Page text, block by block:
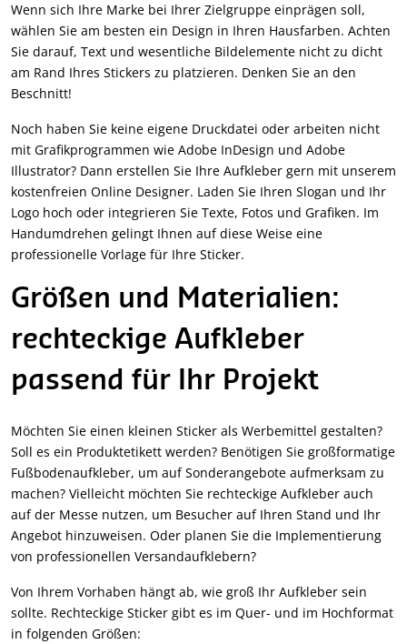
Wenn sich Ihre Marke bei Ihrer Zielgruppe einprägen soll,
wählen Sie am besten ein Design in Ihren Hausfarben. Achten
Sie darauf, Text und wesentliche Bildelemente nicht zu dicht
am Rand Ihres Stickers zu platzieren. Denken Sie an den
Beschnitt!
Noch haben Sie keine eigene Druckdatei oder arbeiten nicht
mit Grafikprogrammen wie Adobe InDesign und Adobe
Illustrator? Dann erstellen Sie Ihre Aufkleber gern mit unserem
kostenfreien Online Designer. Laden Sie Ihren Slogan und Ihr
Logo hoch oder integrieren Sie Texte, Fotos und Grafiken. Im
Handumdrehen gelingt Ihnen auf diese Weise eine
professionelle Vorlage für Ihre Sticker.
Größen und Materialien:
rechteckige Aufkleber
passend für Ihr Projekt
Möchten Sie einen kleinen Sticker als Werbemittel gestalten?
Soll es ein Produktetikett werden? Benötigen Sie großformatige
Fußbodenaufkleber, um auf Sonderangebote aufmerksam zu
machen? Vielleicht möchten Sie rechteckige Aufkleber auch
auf der Messe nutzen, um Besucher auf Ihren Stand und Ihr
Angebot hinzuweisen. Oder planen Sie die Implementierung
von professionellen Versandaufklebern?
Von Ihrem Vorhaben hängt ab, wie groß Ihr Aufkleber sein
sollte. Rechteckige Sticker gibt es im Quer- und im Hochformat
in folgenden Größen: